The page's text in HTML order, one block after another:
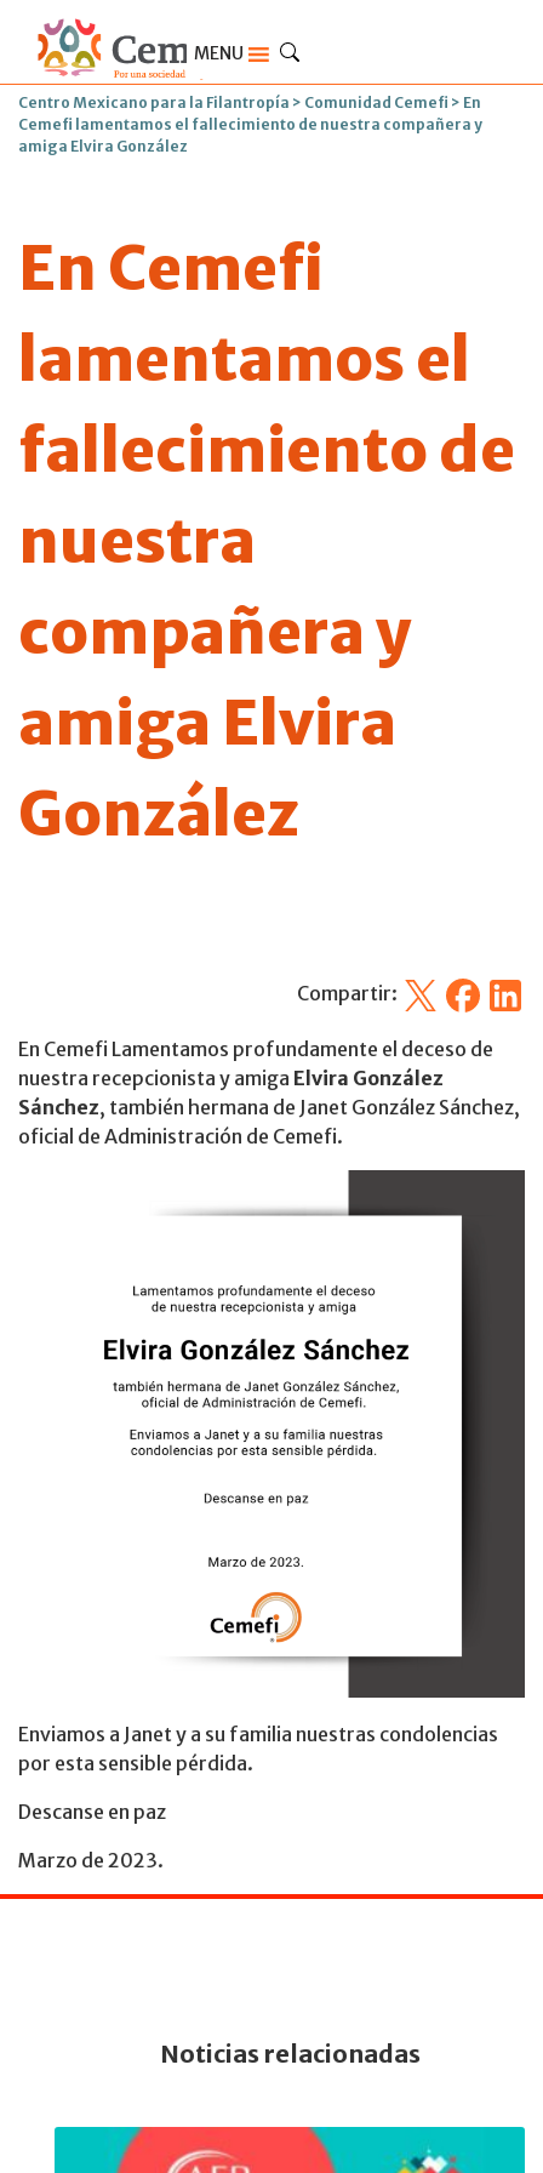
MENU
Centro Mexicano para la Filantropía > Comunidad Cemefi > En
Cemefi lamentamos el fallecimiento de nuestra compañera y
amiga Elvira González
En Cemefi
lamentamos el
fallecimiento de
nuestra
compañera y
amiga Elvira
González
Compartir: X Facebook
En Cemefi Lamentamos profundamente el deceso de
nuestra recepcionista y amiga Elvira González
Sánchez, también hermana de Janet González Sánchez,
oficial de Administración de Cemefi.
Enviamos a Janet y a su familia nuestras condolencias
por esta sensible pérdida.
Descanse en paz
Marzo de 2023.
Noticias relacionadas